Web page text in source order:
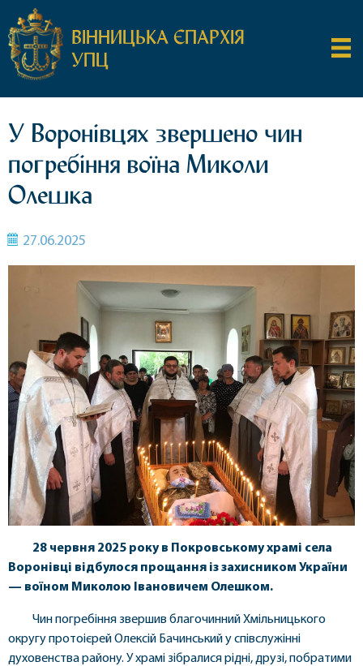
ВІННИЦЬКА ЄПАРХІЯ
УПЦ
У Воронівцях звершено чин
погребіння воїна Миколи
Олешка
27.06.2025
28 червня 2025 року в Покровському храмі села
Воронівці відбулося прощання із захисником України
— воїном Миколою Івановичем Олешком.
Чин погребіння звершив благочинний Хмільницького
округу протоієрей Олексій Бачинський у співслужінні
духовенства району. У храмі зібралися рідні, друзі, побратими